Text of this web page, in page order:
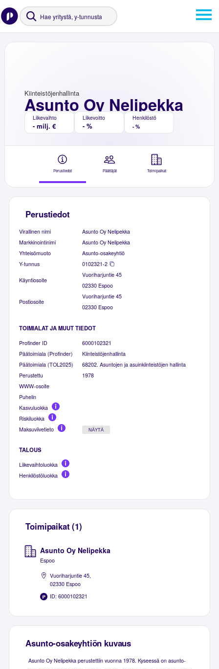
Asunto Oy Nelipekka
Kiinteistöjenhallinta
Liikevaihto
- milj. €
Liikevoitto
- %
Henkilöstö
- %
Perustiedot Päättäjät Toimipaikat
Perustiedot
Virallinen nimi
Asunto Oy Nelipekka
Markkinointinimi
Asunto Oy Nelipekka
Yhteisömuoto
Asunto-osakeyhtiö
Y-tunnus
0102321-2
Käyntiosoite
Vuoriharjuntie 45
02330 Espoo
Postiosoite
Vuoriharjuntie 45
02330 Espoo
TOIMIALAT JA MUUT TIEDOT
Profinder ID
6000102321
Päätoimiala (Profinder)
Kiinteistöjenhallinta
Päätoimiala (TOL2025)
68202. Asuntojen ja asuinkiinteistöjen hallinta
Perustettu
1978
WWW-osoite
Puhelin
Kasvuluokka
Riskiluokka
Maksuviivetieto
NÄYTÄ
TALOUS
Liikevaihtoluokka
Henkilöstöluokka
Toimipaikat (1)
Asunto Oy Nelipekka
Espoo
Vuoriharjuntie 45,
02330 Espoo
ID: 6000102321
Asunto-osakeyhtiön kuvaus
Asunto Oy Nelipekka perustettiin vuonna 1978. Kyseessä on asunto-